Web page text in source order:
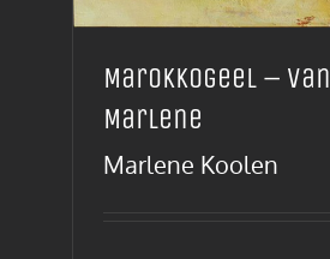
Marokkogeel – van
Marlene
Marlene Koolen